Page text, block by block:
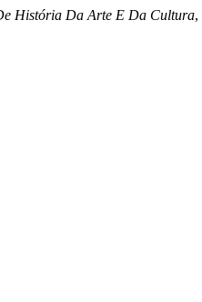
História Da Arte E Da Cultura,